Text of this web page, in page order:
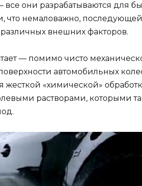
они разрабатываются для
что немаловажно,
внешних факторов.
— помимо чисто
автомобильных
жесткой «химической»
растворами, которыми